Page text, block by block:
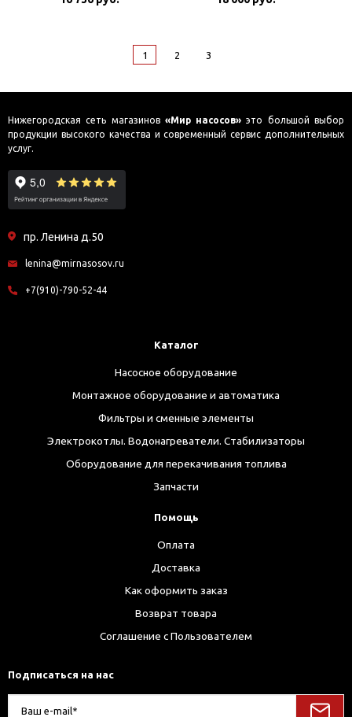
1 2 3
Нижегородская сеть магазинов «Мир насосов» это большой выбор
продукции высокого качества и современный сервис дополнительных
услуг.
пр. Ленина д.50
lenina@mirnasosov.ru
+7(910)-790-52-44
Каталог
Насосное оборудование
Монтажное оборудование и автоматика
Фильтры и сменные элементы
Электрокотлы. Водонагреватели. Стабилизаторы
Оборудование для перекачивания топлива
Запчасти
Помощь
Оплата
Доставка
Как оформить заказ
Возврат товара
Соглашение с Пользователем
Подписаться на нас